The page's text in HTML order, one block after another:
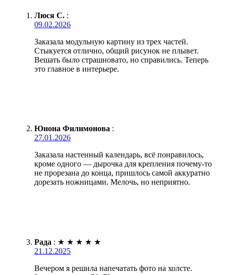
Люся С. :
09.02.2026
Заказала модульную картину из трех частей.
Стыкуется отлично, общий рисунок не плывет.
Вешать было страшновато, но справились. Теперь
это главное в интерьере.
Юнона Филимонова :
27.01.2026
Заказала настенный календарь, всё понравилось,
кроме одного — дырочка для крепления почему-то
не прорезана до конца, пришлось самой аккуратно
дорезать ножницами. Мелочь, но неприятно.
Рада : ★ ★ ★ ★ ★
21.12.2025
Вечером я решила напечатать фото на холсте.